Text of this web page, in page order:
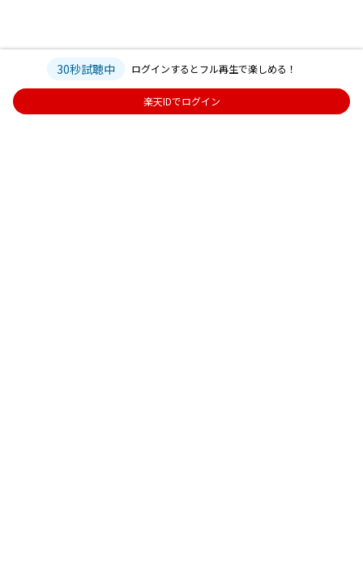
30秒試聴中 ログインするとフル再生で楽しめる！
楽天IDでログイン